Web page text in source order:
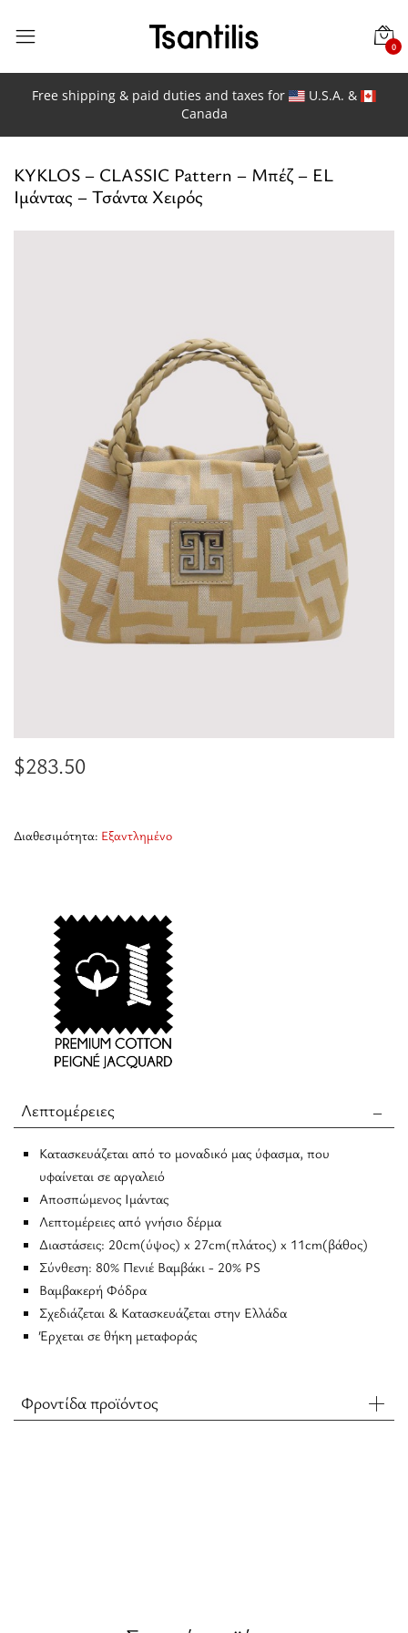
0
Free shipping & paid duties and taxes for
U.S.A. &
Canada
KYKLOS – CLASSIC Pattern – Μπέζ – EL
Ιμάντας – Τσάντα Χειρός
$283.50
Διαθεσιμότητα: Εξαντλημένο
Λεπτομέρειες
Κατασκευάζεται από το μοναδικό μας ύφασμα, που
υφαίνεται σε αργαλειό
Αποσπώμενος Ιμάντας
Λεπτομέρειες από γνήσιο δέρμα
Διαστάσεις: 20cm(ύψος) x 27cm(πλάτος) x 11cm(βάθος)
Σύνθεση: 80% Πενιέ Βαμβάκι - 20% PS
Βαμβακερή Φόδρα
Σχεδιάζεται & Κατασκευάζεται στην Ελλάδα
Έρχεται σε θήκη μεταφοράς
Φροντίδα προϊόντος